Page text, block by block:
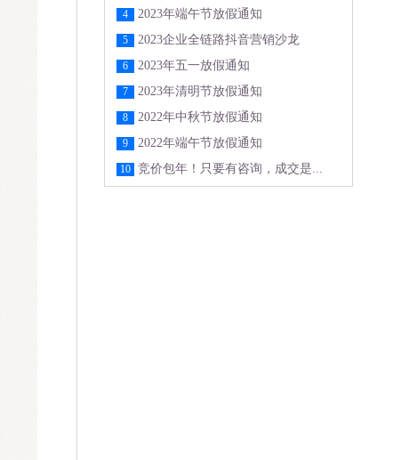
4 2023年端午节放假通知
5 2023企业全链路抖音营销沙龙
6 2023年五一放假通知
7 2023年清明节放假通知
8 2022年中秋节放假通知
9 2022年端午节放假通知
10 竞价包年！只要有咨询，成交是...